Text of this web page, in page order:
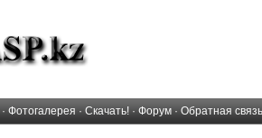
· Фотогалерея · Скачать! · Форум · Обратная связь